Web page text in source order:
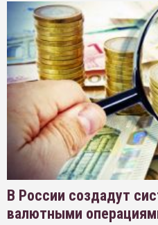
В России создадут
валютными